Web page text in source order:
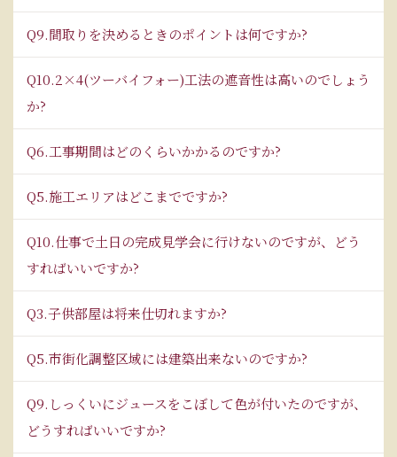
Q9.間取りを決めるときのポイントは何ですか?
Q10.2×4(ツーバイフォー)工法の遮音性は高いのでしょう
か?
Q6.工事期間はどのくらいかかるのですか?
Q5.施工エリアはどこまでですか?
Q10.仕事で土日の完成見学会に行けないのですが、どう
すればいいですか?
Q3.子供部屋は将来仕切れますか?
Q5.市街化調整区域には建築出来ないのですか?
Q9.しっくいにジュースをこぼして色が付いたのですが、
どうすればいいですか?